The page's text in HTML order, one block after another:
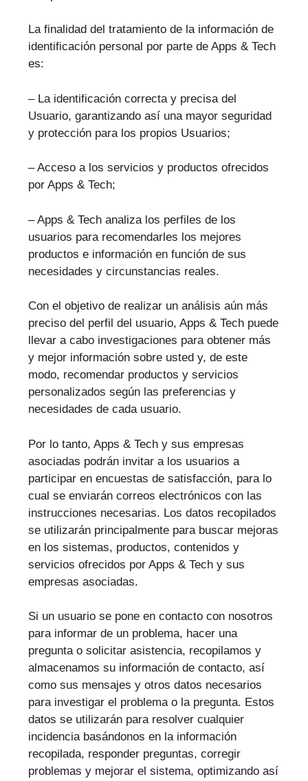
La finalidad del tratamiento de la información de
identificación personal por parte de Apps & Tech
es:
– La identificación correcta y precisa del
Usuario, garantizando así una mayor seguridad
y protección para los propios Usuarios;
– Acceso a los servicios y productos ofrecidos
por Apps & Tech;
– Apps & Tech analiza los perfiles de los
usuarios para recomendarles los mejores
productos e información en función de sus
necesidades y circunstancias reales.
Con el objetivo de realizar un análisis aún más
preciso del perfil del usuario, Apps & Tech puede
llevar a cabo investigaciones para obtener más
y mejor información sobre usted y, de este
modo, recomendar productos y servicios
personalizados según las preferencias y
necesidades de cada usuario.
Por lo tanto, Apps & Tech y sus empresas
asociadas podrán invitar a los usuarios a
participar en encuestas de satisfacción, para lo
cual se enviarán correos electrónicos con las
instrucciones necesarias. Los datos recopilados
se utilizarán principalmente para buscar mejoras
en los sistemas, productos, contenidos y
servicios ofrecidos por Apps & Tech y sus
empresas asociadas.
Si un usuario se pone en contacto con nosotros
para informar de un problema, hacer una
pregunta o solicitar asistencia, recopilamos y
almacenamos su información de contacto, así
como sus mensajes y otros datos necesarios
para investigar el problema o la pregunta. Estos
datos se utilizarán para resolver cualquier
incidencia basándonos en la información
recopilada, responder preguntas, corregir
problemas y mejorar el sistema, optimizando así